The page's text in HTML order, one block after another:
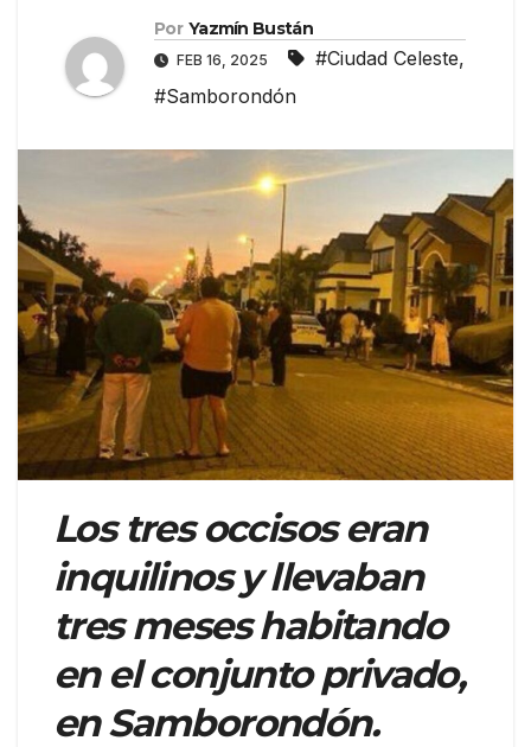
Por Yazmín Bustán
FEB 16, 2025 #Ciudad Celeste,
#Samborondón
Los tres occisos eran
inquilinos y llevaban
tres meses habitando
en el conjunto privado,
en Samborondón.